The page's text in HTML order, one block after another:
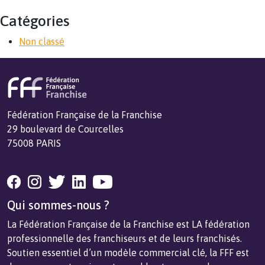
Catégories
Non classé
Fédération Française de la Franchise
29 boulevard de Courcelles
75008 PARIS
Qui sommes-nous ?
La Fédération Française de la Franchise est LA fédération
professionnelle des franchiseurs et de leurs franchisés.
Soutien essentiel d’un modèle commercial clé, la FFF est